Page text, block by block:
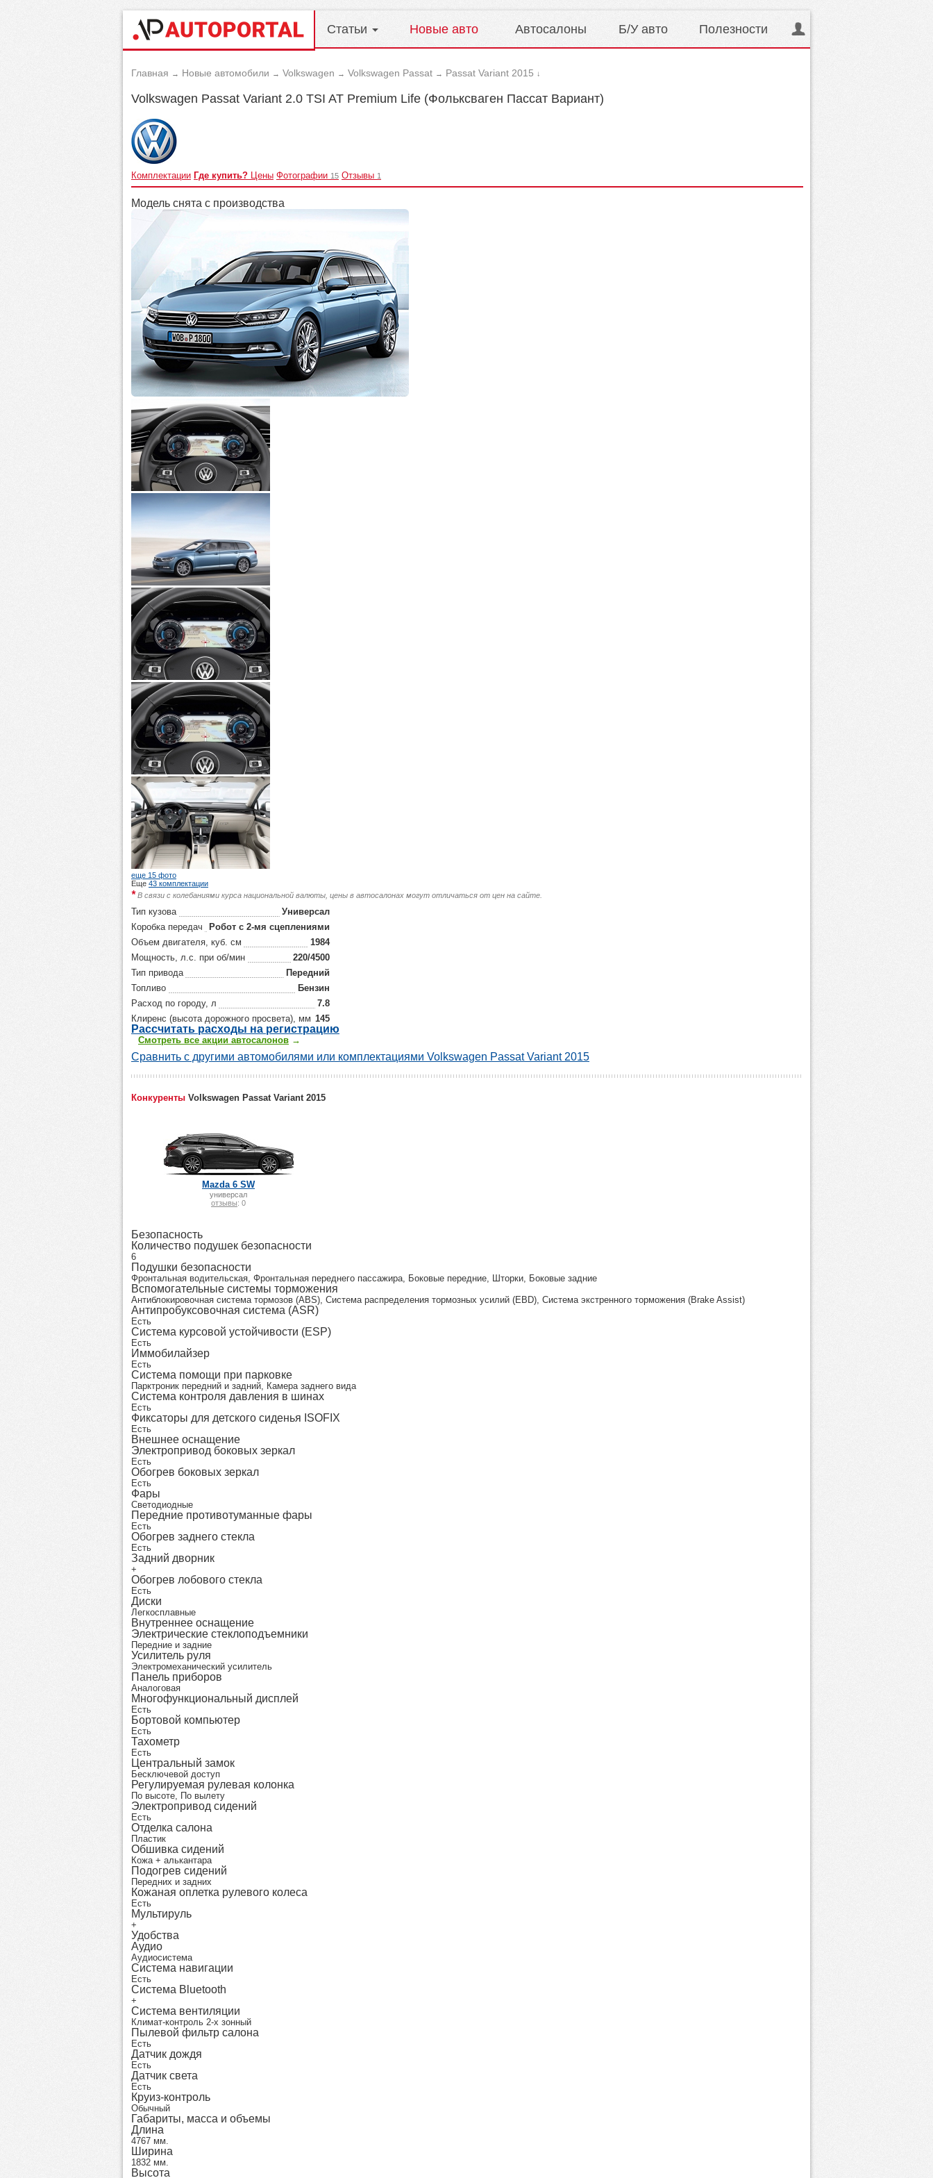
Статьи Новые авто Автосалоны Б/У авто Полезности
Главная → Новые автомобили → Volkswagen → Volkswagen Passat → Passat Variant 2015 ↓
Volkswagen Passat Variant 2.0 TSI AT Premium Life (Фольксваген Пассат Вариант)
Комплектации Где купить? Цены Фотографии 15 Отзывы 1
Модель снята с производства
еще 15 фото
Еще 43 комплектации
*В связи с колебаниями курса национальной валюты, цены в автосалонах могут отличаться от цен на сайте.
Тип кузова
Универсал
Коробка передач
Робот с 2-мя сцеплениями
Объем двигателя, куб. см
1984
Мощность, л.с. при об/мин
220/4500
Тип привода
Передний
Топливо
Бензин
Расход по городу, л
7.8
Клиренс (высота дорожного просвета), мм 145
Рассчитать расходы на регистрацию
Смотреть все акции автосалонов →
Сравнить с другими автомобилями или комплектациями Volkswagen Passat Variant 2015
Конкуренты Volkswagen Passat Variant 2015
Mazda 6 SW
универсал
отзывы: 0
Безопасность
Количество подушек безопасности
6
Подушки безопасности
Фронтальная водительская, Фронтальная переднего пассажира, Боковые передние, Шторки, Боковые задние
Вспомогательные системы торможения
Антиблокировочная система тормозов (ABS), Система распределения тормозных усилий (EBD), Система экстренного торможения (Brake Assist)
Антипробуксовочная система (ASR)
Есть
Система курсовой устойчивости (ESP)
Есть
Иммобилайзер
Есть
Система помощи при парковке
Парктроник передний и задний, Камера заднего вида
Система контроля давления в шинах
Есть
Фиксаторы для детского сиденья ISOFIX
Есть
Внешнее оснащение
Электропривод боковых зеркал
Есть
Обогрев боковых зеркал
Есть
Фары
Светодиодные
Передние противотуманные фары
Есть
Обогрев заднего стекла
Есть
Задний дворник
+
Обогрев лобового стекла
Есть
Диски
Легкосплавные
Внутреннее оснащение
Электрические стеклоподъемники
Передние и задние
Усилитель руля
Электромеханический усилитель
Панель приборов
Аналоговая
Многофункциональный дисплей
Есть
Бортовой компьютер
Есть
Тахометр
Есть
Центральный замок
Бесключевой доступ
Регулируемая рулевая колонка
По высоте, По вылету
Электропривод сидений
Есть
Отделка салона
Пластик
Обшивка сидений
Кожа + алькантара
Подогрев сидений
Передних и задних
Кожаная оплетка рулевого колеса
Есть
Мультируль
+
Удобства
Аудио
Аудиосистема
Система навигации
Есть
Система Bluetooth
+
Система вентиляции
Климат-контроль 2-х зонный
Пылевой фильтр салона
Есть
Датчик дождя
Есть
Датчик света
Есть
Круиз-контроль
Обычный
Габариты, масса и объемы
Длина
4767 мм.
Ширина
1832 мм.
Высота